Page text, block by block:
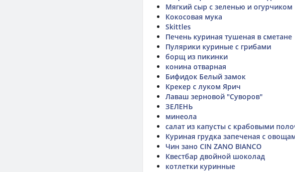
Мягкий сыр с зеленью и огурчиком
Кокосовая мука
Skittles
Печень куриная тушеная в сметане
Пулярики куриные с грибами
борщ из пикинки
конина отварная
Бифидок Белый замок
Крекер с луком Ярич
Лаваш зерновой "Суворов"
ЗЕЛЕНЬ
минеола
салат из капусты с крабовыми
Куриная грудка запеченая с
Чин зано CIN ZANO BIANCO
Квестбар двойной шоколад
котлетки куринные